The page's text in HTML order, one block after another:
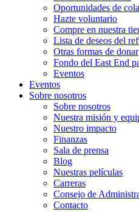
Oportunidades de
Hazte voluntario
Compre en nuestra
Lista de deseos del
Otras formas de donar
Fondo del East End
Eventos
Eventos
Sobre nosotros
Sobre nosotros
Nuestra misión y
Nuestro impacto
Finanzas
Sala de prensa
Blog
Nuestras películas
Carreras
Consejo de
Contacto